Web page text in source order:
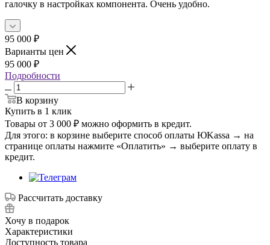
галочку в настройках компонента. Очень удобно.
95 000 ₽
Варианты цен
95 000 ₽
Подробности
В корзину
Купить в 1 клик
Товары от 3 000 ₽ можно оформить в кредит.
Для этого: в корзине выберите способ оплаты ЮKassa → на
странице оплаты нажмите «Оплатить» → выберите оплату в
кредит.
Рассчитать доставку
Хочу в подарок
Характеристики
Доступность товара